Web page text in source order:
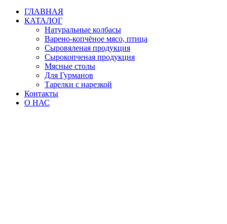
ГЛАВНАЯ
КАТАЛОГ
Натуральные колбасы
Варено-копчёное мясо, птица
Сыровяленая продукция
Сырокопченая продукция
Мясные столы
Для Гурманов
Тарелки с нарезкой
Контакты
О НАС